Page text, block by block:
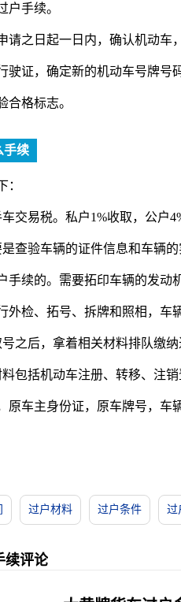
户手续。
请之日起一日内，确认机动车
驶证，确定新的机动车号牌号
合格标志。
手续
：
交易税。私户1%收取，公户
查验车辆的证件信息和车辆
手续的。需要拓印车辆的发动
外检、拓号、拆牌和照相，车
之后，拿着相关材料排队缴纳
包括机动车注册、转移、注
原车主身份证，原车牌号，车
过户材料 过户条件 过
续评论